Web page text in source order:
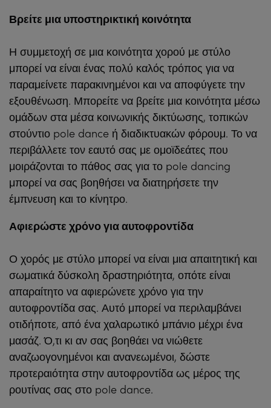
Βρείτε μια υποστηρικτική κοινότητα
Η συμμετοχή σε μια κοινότητα χορού με στύλο
μπορεί να είναι ένας πολύ καλός τρόπος για να
παραμείνετε παρακινημένοι και να αποφύγετε την
εξουθένωση. Μπορείτε να βρείτε μια κοινότητα μέσω
ομάδων στα μέσα κοινωνικής δικτύωσης, τοπικών
στούντιο pole dance ή διαδικτυακών φόρουμ. Το να
περιβάλλετε τον εαυτό σας με ομοϊδεάτες που
μοιράζονται το πάθος σας για το pole dancing
μπορεί να σας βοηθήσει να διατηρήσετε την
έμπνευση και το κίνητρο.
Αφιερώστε χρόνο για αυτοφροντίδα
Ο χορός με στύλο μπορεί να είναι μια απαιτητική και
σωματικά δύσκολη δραστηριότητα, οπότε είναι
απαραίτητο να αφιερώνετε χρόνο για την
αυτοφροντίδα σας. Αυτό μπορεί να περιλαμβάνει
οτιδήποτε, από ένα χαλαρωτικό μπάνιο μέχρι ένα
μασάζ. Ό,τι κι αν σας βοηθάει να νιώθετε
αναζωογονημένοι και ανανεωμένοι, δώστε
προτεραιότητα στην αυτοφροντίδα ως μέρος της
ρουτίνας σας στο pole dance.